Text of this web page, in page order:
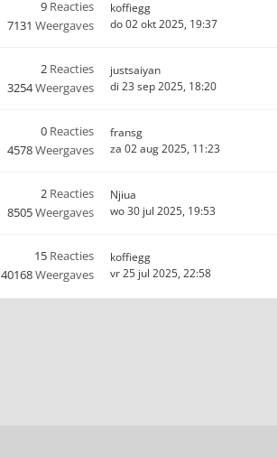
9 Reacties
7131 Weergaves
koffiegg
do 02 okt 2025, 19:37
2 Reacties
3254Weergaves
justsaiyan
di 23 sep 2025, 18:20
0 Reacties
4578Weergaves
fransg
za 02 aug 2025, 11:23
2 Reacties
8505Weergaves
Njiua
wo 30 jul 2025, 19:53
15 Reacties
40168Weergaves
koffiegg
vr 25 jul 2025, 22:58